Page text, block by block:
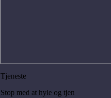
Tjeneste
Stop med at hyle og tjen